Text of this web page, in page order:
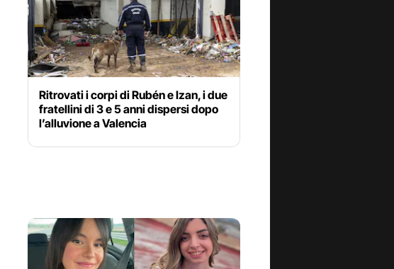
Ritrovati i corpi di Rubén e Izan, i due
fratellini di 3 e 5 anni dispersi dopo
l’alluvione a Valencia